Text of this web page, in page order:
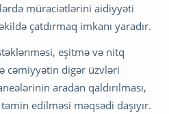
müraciətlərini aidiyyəti
çatdırmaq imkanı yaradır.
eşitmə və nitq
cəmiyyətin digər üzvləri
aradan qaldırılması,
edilməsi məqsədi daşıyır.